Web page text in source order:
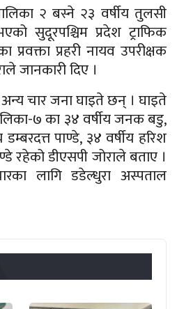
२ बस्ने २३ वर्षीय तुलसी
सुदूरपश्चिम प्रदेश ट्राफिक
प्रवक्ता प्रहरी नायव उपरीक्षक
जानकारी दिए ।
चार जना घाइते छन् । घाइते
७ का ३४ वर्षीय जनक बडु,
पाण्डे, ३४ वर्षीय हरिश
रहेको डीएसपी जोराले बताए ।
लागि डडेल्धुरा अस्पताल